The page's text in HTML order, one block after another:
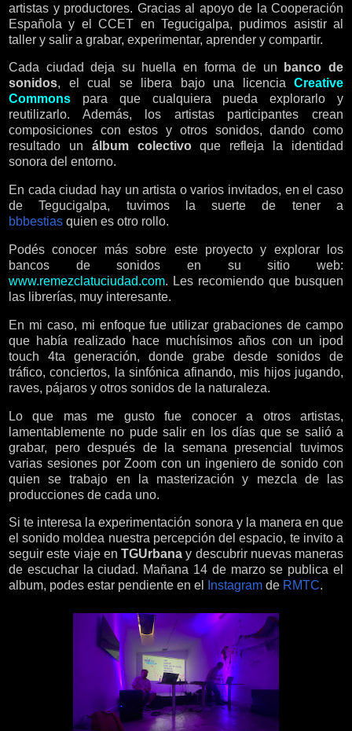
artistas y productores. Gracias al apoyo de la Cooperación
Española y el CCET en Tegucigalpa, pudimos asistir al
taller y salir a grabar, experimentar, aprender y compartir.
Cada ciudad deja su huella en forma de un
banco de
sonidos, el cual se libera bajo una licencia Creative
Commons para que cualquiera pueda explorarlo y
reutilizarlo. Además, los artistas participantes crean
composiciones con estos y otros sonidos, dando como
resultado un álbum colectivoque refleja la identidad
sonora del entorno.
En cada ciudad hay un artista o varios invitados, en el caso
de Tegucigalpa, tuvimos la suerte de tener a
bbbestias quien es otro rollo.
Podés conocer más sobre este proyecto y explorar los
bancos de sonidos en su sitio web:
www.remezclatuciudad.com. Les recomiendo que busquen
las librerías, muy interesante.
En mi caso, mi enfoque fue utilizar grabaciones de campo
que había realizado hace muchísimos años con un ipod
touch 4ta generación, donde grabe desde sonidos de
tráfico, conciertos, la sinfónica afinando, mis hijos jugando,
raves, pájaros y otros sonidos de la naturaleza.
Lo que mas me gusto fue conocer a otros artistas,
lamentablemente no pude salir en los días que se salió a
grabar, pero después de la semana presencial tuvimos
varias sesiones por Zoom con un ingeniero de sonido con
quien se trabajo en la masterización y mezcla de las
producciones de cada uno.
Si te interesa la experimentación sonora y la manera en que
el sonido moldea nuestra percepción del espacio, te invito a
seguir este viaje en TGUrbana y descubrir nuevas maneras
de escuchar la ciudad. Mañana 14 de marzo se publica el
album, podes estar pendiente en el
Instagram de RMTC.